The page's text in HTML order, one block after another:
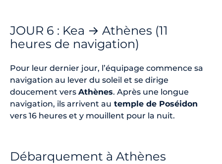
JOUR 6 : Kea → Athènes (11
heures de navigation)
Pour leur dernier jour, l’équipage commence sa
navigation au lever du soleil et se dirige
doucement vers Athènes. Après une longue
navigation, ils arrivent au temple de Poséidon
vers 16 heures et y mouillent pour la nuit.
Débarquement à Athènes